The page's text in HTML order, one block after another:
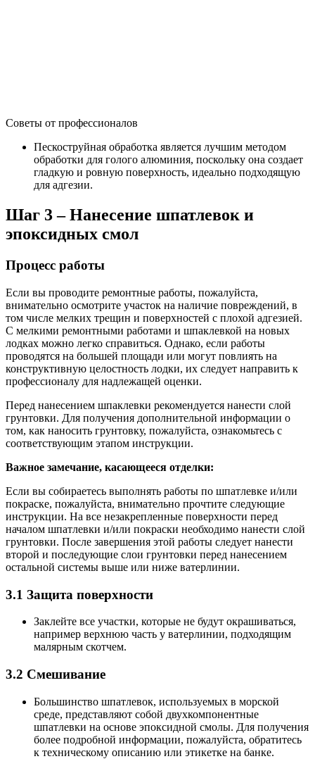
Советы от профессионалов
Пескоструйная обработка является лучшим методом
обработки для голого алюминия, поскольку она создает
гладкую и ровную поверхность, идеально подходящую
для адгезии.
Шаг 3 – Нанесение шпатлевок и
эпоксидных смол
Процесс работы
Если вы проводите ремонтные работы, пожалуйста,
внимательно осмотрите участок на наличие повреждений, в
том числе мелких трещин и поверхностей с плохой адгезией.
С мелкими ремонтными работами и шпаклевкой на новых
лодках можно легко справиться. Однако, если работы
проводятся на большей площади или могут повлиять на
конструктивную целостность лодки, их следует направить к
профессионалу для надлежащей оценки.
Перед нанесением шпаклевки рекомендуется нанести слой
грунтовки. Для получения дополнительной информации о
том, как наносить грунтовку, пожалуйста, ознакомьтесь с
соответствующим этапом инструкции.
Важное замечание, касающееся отделки:
Если вы собираетесь выполнять работы по шпатлевке и/или
покраске, пожалуйста, внимательно прочтите следующие
инструкции. На все незакрепленные поверхности перед
началом шпатлевки и/или покраски необходимо нанести слой
грунтовки. После завершения этой работы следует нанести
второй и последующие слои грунтовки перед нанесением
остальной системы выше или ниже ватерлинии.
3.1 Защита поверхности
Заклейте все участки, которые не будут окрашиваться,
например верхнюю часть у ватерлинии, подходящим
малярным скотчем.
3.2 Смешивание
Большинство шпатлевок, используемых в морской
среде, представляют собой двухкомпонентные
шпатлевки на основе эпоксидной смолы. Для получения
более подробной информации, пожалуйста, обратитесь
к техническому описанию или этикетке на банке.